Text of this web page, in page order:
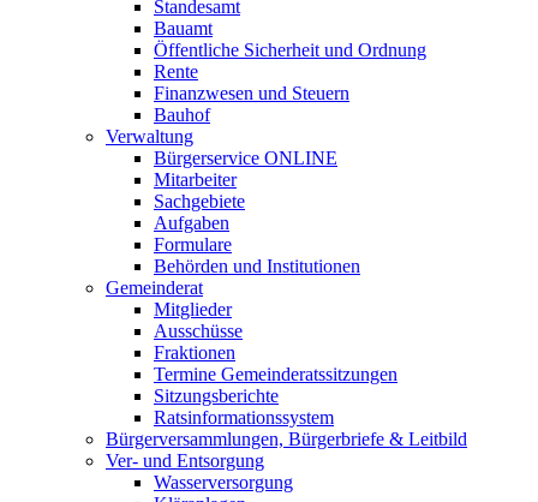
Standesamt
Bauamt
Öffentliche Sicherheit und Ordnung
Rente
Finanzwesen und Steuern
Bauhof
Verwaltung
Bürgerservice ONLINE
Mitarbeiter
Sachgebiete
Aufgaben
Formulare
Behörden und Institutionen
Gemeinderat
Mitglieder
Ausschüsse
Fraktionen
Termine Gemeinderatssitzungen
Sitzungsberichte
Ratsinformationssystem
Bürgerversammlungen, Bürgerbriefe & Leitbild
Ver- und Entsorgung
Wasserversorgung